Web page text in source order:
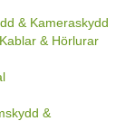
& Kameraskydd
& Hörlurar
&